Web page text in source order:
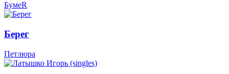
БумеR
Берег
Петлюра